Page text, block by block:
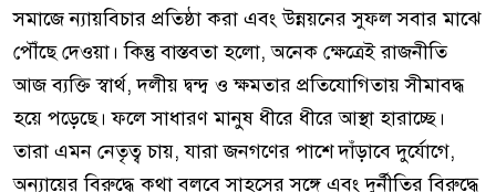
সমাজে ন্যায়বিচার প্রতিষ্ঠা করা এবং উন্নয়নের সুফল সবার মাঝে
পৌঁছে দেওয়া। কিন্তু বাস্তবতা হলো, অনেক ক্ষেত্রেই রাজনীতি
আজ ব্যক্তি স্বার্থ, দলীয় দ্বন্দ্ব ও ক্ষমতার প্রতিযোগিতায় সীমাবদ্ধ
হয়ে পড়েছে। ফলে সাধারণ মানুষ ধীরে ধীরে আস্থা হারাচ্ছে।
তারা এমন নেতৃত্ব চায়, যারা জনগণের পাশে দাঁড়াবে দুর্যোগে,
অন্যায়ের বিরুদ্ধে কথা বলবে সাহসের সঙ্গে এবং দুর্নীতির বিরুদ্ধে